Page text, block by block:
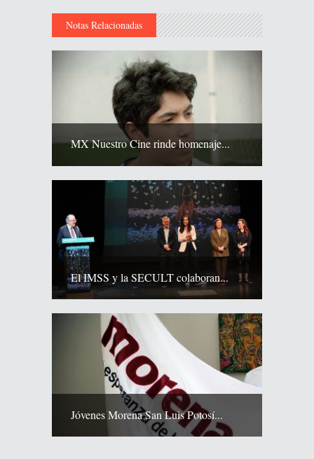
Notas Relacionadas
MX Nuestro Cine rinde homenaje...
El IMSS y la SECULT colaboran...
Jóvenes Morena San Luis Potosí...